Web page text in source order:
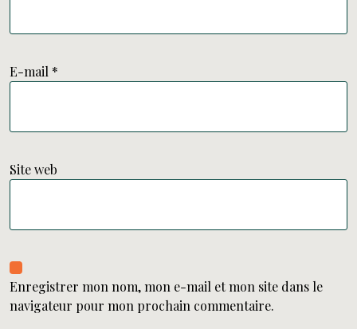
E-mail *
Site web
Enregistrer mon nom, mon e-mail et mon site dans le
navigateur pour mon prochain commentaire.